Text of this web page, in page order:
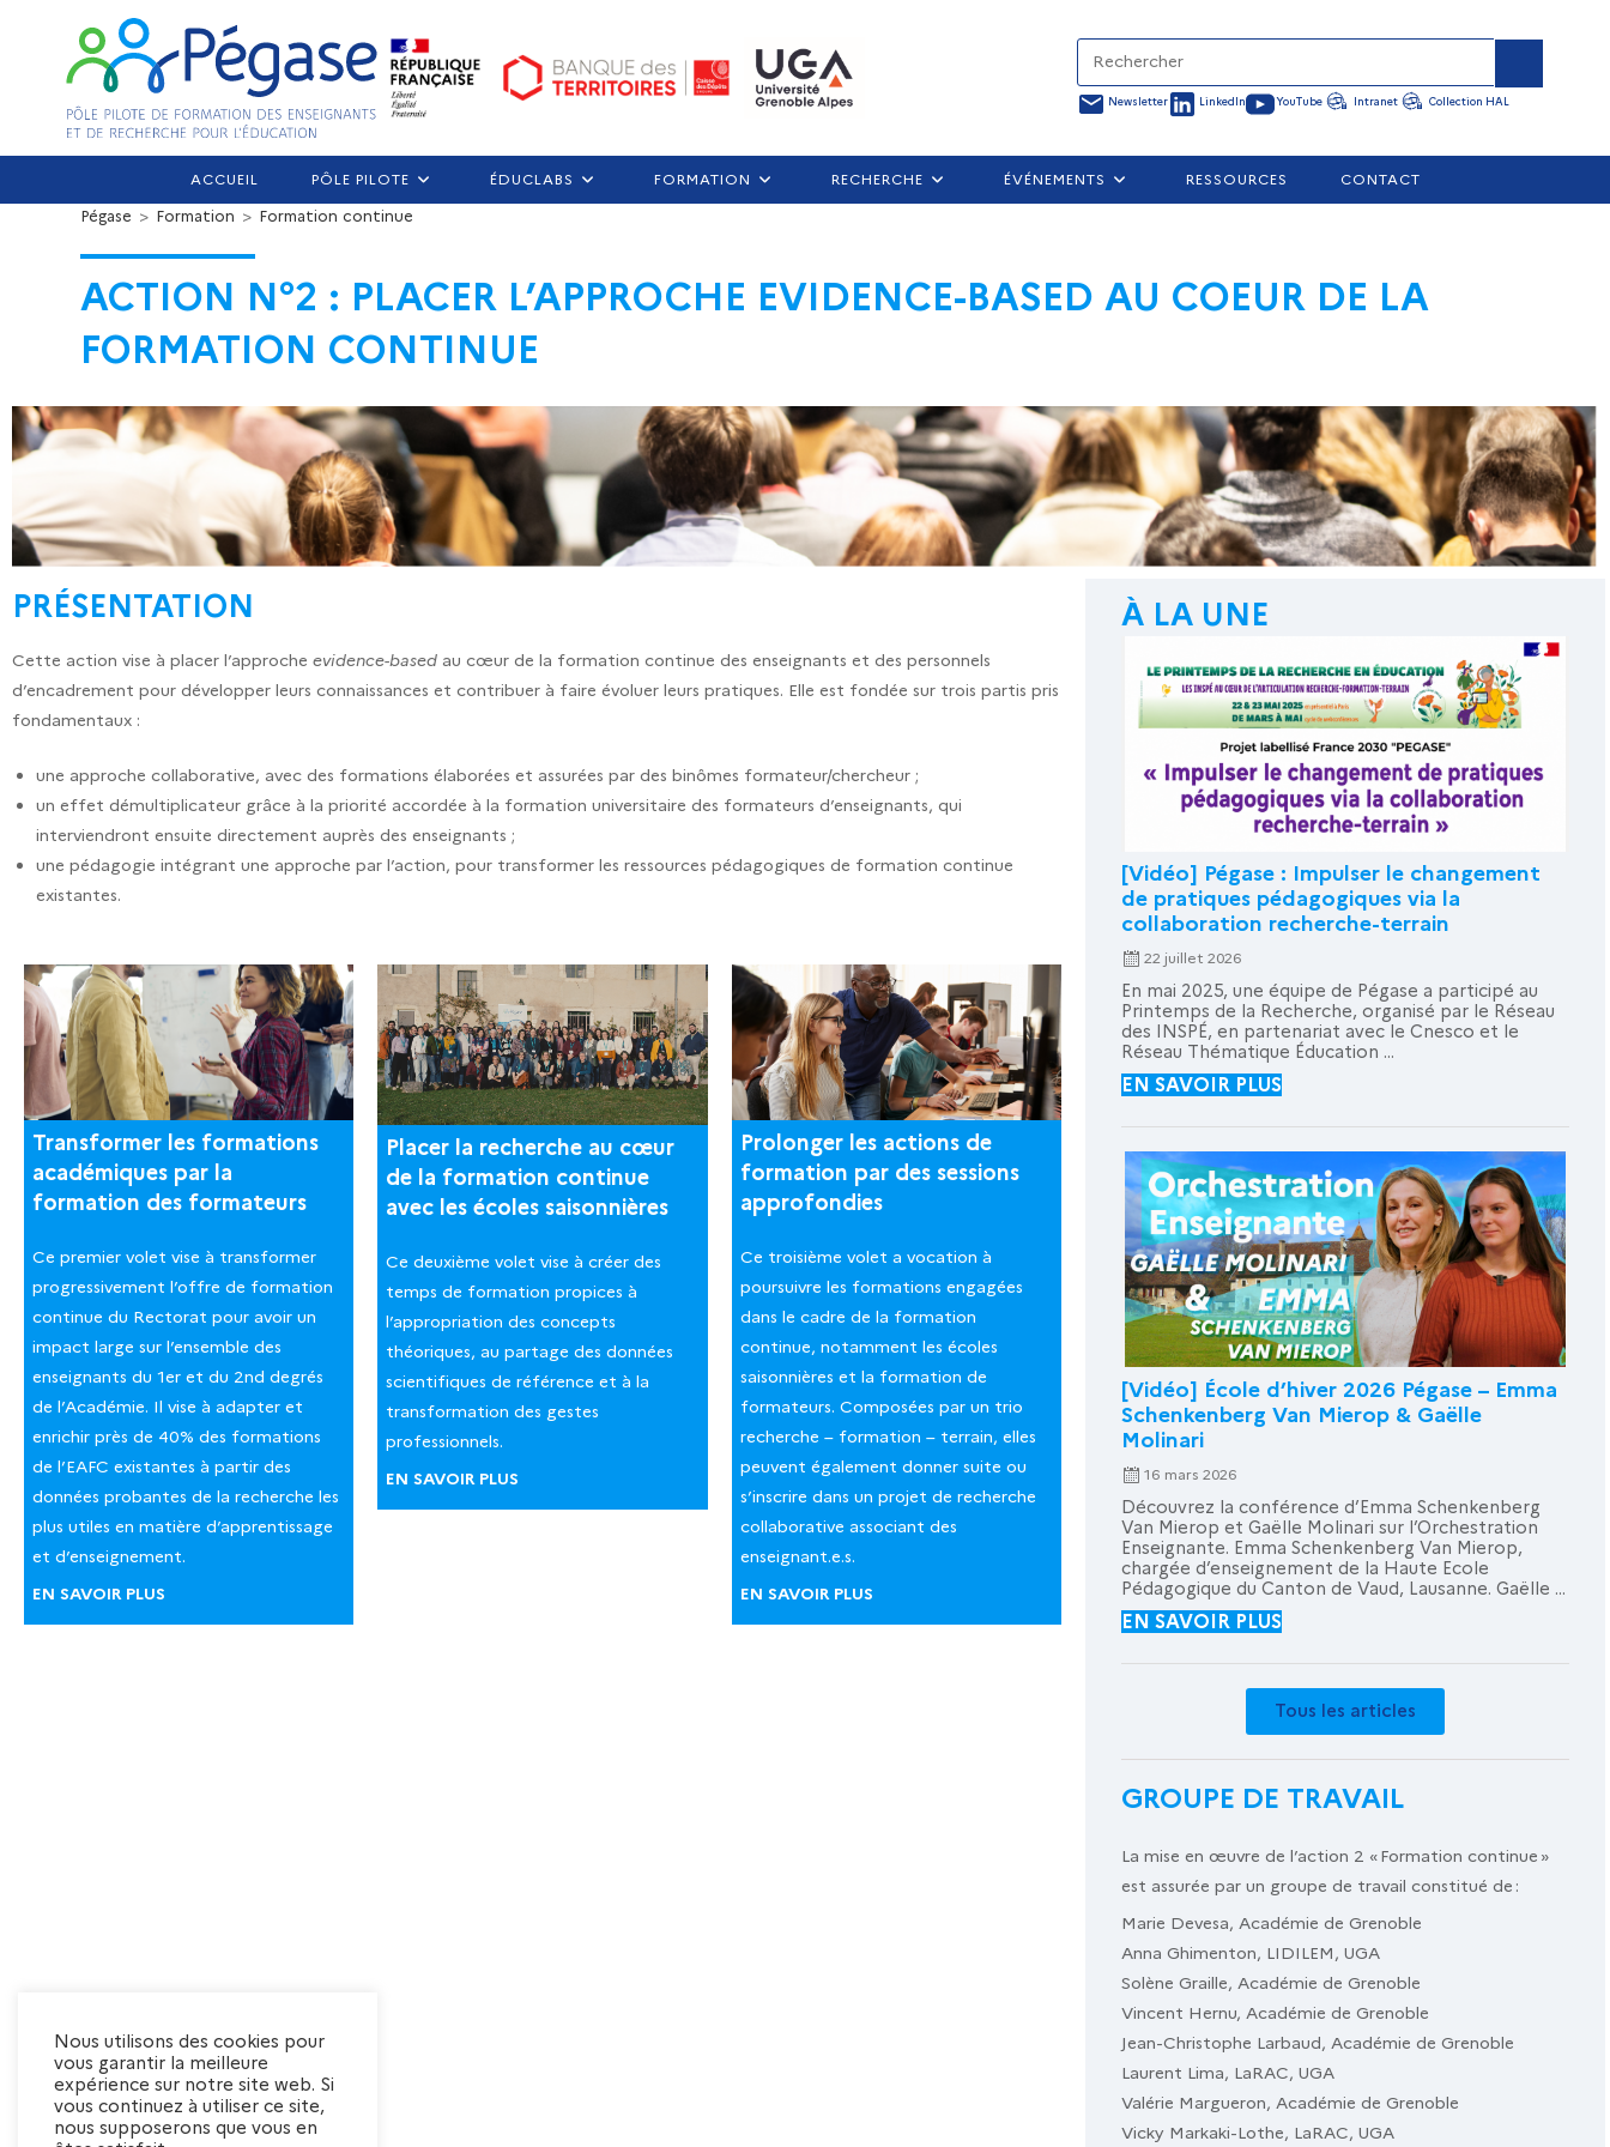
Newsletter LinkedIn YouTube Intranet Collection HAL
ACCUEIL PÔLE PILOTE ÉDUCLABS FORMATION RECHERCHE ÉVÉNEMENTS RESSOURCES CONTACT
ACTION N°2 : PLACER L’APPROCHE EVIDENCE-BASED AU COEUR DE LA
FORMATION CONTINUE
Pégase > Formation > Formation continue
PRÉSENTATION
Cette action vise à placer l’approche evidence-based au cœur de la formation continue des enseignants et des personnels
d’encadrement pour développer leurs connaissances et contribuer à faire évoluer leurs pratiques. Elle est fondée sur trois partis pris
fondamentaux :
une approche collaborative, avec des formations élaborées et assurées par des binômes formateur/chercheur ;
un effet démultiplicateur grâce à la priorité accordée à la formation universitaire des formateurs d’enseignants, qui
interviendront ensuite directement auprès des enseignants ;
une pédagogie intégrant une approche par l’action, pour transformer les ressources pédagogiques de formation continue
existantes.
Transformer les formations
académiques par la
formation des formateurs
Ce premier volet vise à transformer
progressivement l’offre de formation
continue du Rectorat pour avoir un
impact large sur l’ensemble des
enseignants du 1er et du 2nd degrés
de l’Académie. Il vise à adapter et
enrichir près de 40% des formations
de l’EAFC existantes à partir des
données probantes de la recherche les
plus utiles en matière d’apprentissage
et d’enseignement.
EN SAVOIR PLUS
Placer la recherche au cœur
de la formation continue
avec les écoles saisonnières
Ce deuxième volet vise à créer des
temps de formation propices à
l’appropriation des concepts
théoriques, au partage des données
scientifiques de référence et à la
transformation des gestes
professionnels.
EN SAVOIR PLUS
Prolonger les actions de
formation par des sessions
approfondies
Ce troisième volet a vocation à
poursuivre les formations engagées
dans le cadre de la formation
continue, notamment les écoles
saisonnières et la formation de
formateurs. Composées par un trio
recherche – formation – terrain, elles
peuvent également donner suite ou
s’inscrire dans un projet de recherche
collaborative associant des
enseignant.e.s.
EN SAVOIR PLUS
À LA UNE
[Vidéo] Pégase : Impulser le changement
de pratiques pédagogiques via la
collaboration recherche-terrain
22 juillet 2026
En mai 2025, une équipe de Pégase a participé au
Printemps de la Recherche, organisé par le Réseau
des INSPÉ, en partenariat avec le Cnesco et le
Réseau Thématique Éducation ...
EN SAVOIR PLUS
[Vidéo] École d’hiver 2026 Pégase – Emma
Schenkenberg Van Mierop & Gaëlle
Molinari
16 mars 2026
Découvrez la conférence d’Emma Schenkenberg
Van Mierop et Gaëlle Molinari sur l’Orchestration
Enseignante. Emma Schenkenberg Van Mierop,
chargée d’enseignement de la Haute Ecole
Pédagogique du Canton de Vaud, Lausanne. Gaëlle ...
EN SAVOIR PLUS
Tous les articles
GROUPE DE TRAVAIL
La mise en œuvre de l’action 2 « Formation continue »
est assurée par un groupe de travail constitué de :
Marie Devesa, Académie de Grenoble
Anna Ghimenton, LIDILEM, UGA
Solène Graille, Académie de Grenoble
Vincent Hernu, Académie de Grenoble
Jean-Christophe Larbaud, Académie de Grenoble
Laurent Lima, LaRAC, UGA
Valérie Margueron, Académie de Grenoble
Vicky Markaki-Lothe, LaRAC, UGA
Nous utilisons des cookies pour
vous garantir la meilleure
expérience sur notre site web. Si
vous continuez à utiliser ce site,
nous supposerons que vous en